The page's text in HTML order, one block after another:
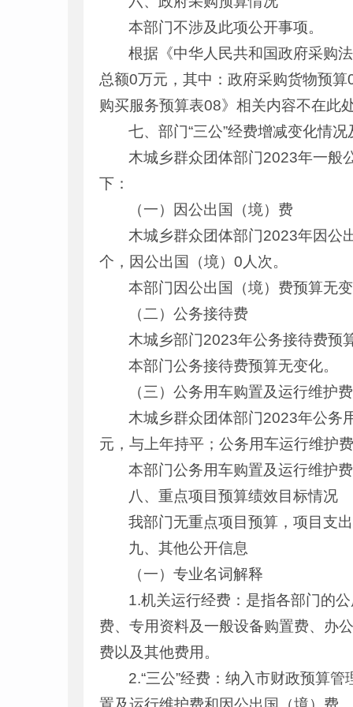
本部门不涉及此项公开事项。
根据《中华人民共和国政府采购
总额0万元，其中：政府采购货物预
购买服务预算表08》相关内容不在此
七、部门“三公”经费增减变化情
木城乡群众团体部门2023年一般
下：
（一）因公出国（境）费
木城乡群众团体部门2023年因公
个，因公出国（境）0人次。
本部门因公出国（境）费预算无
（二）公务接待费
木城乡部门2023年公务接待费预
本部门公务接待费预算无变化。
（三）公务用车购置及运行维护费
木城乡群众团体部门2023年公务
元，与上年持平；公务用车运行维护
本部门公务用车购置及运行维护
八、重点项目预算绩效目标情况
我部门无重点项目预算，项目支
九、其他公开信息
（一）专业名词解释
1.机关运行经费：是指各部门的
费、专用资料及一般设备购置费、办
费以及其他费用。
2.“三公”经费：纳入市财政预算